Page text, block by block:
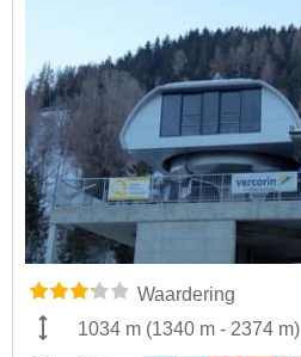
Waardering
1034 m (1340 m - 2374 m)